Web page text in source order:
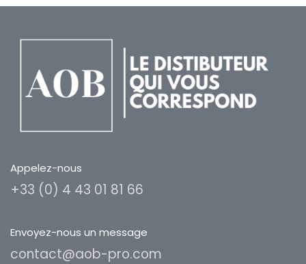
Appelez-nous
+33 (0) 4 43 01 81 66
Envoyez-nous un message
contact@aob-pro.com